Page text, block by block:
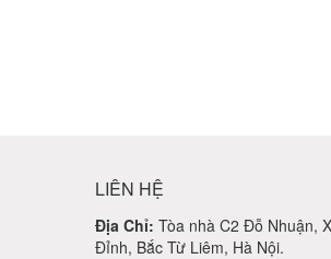
LIÊN HỆ
Địa Chỉ: Tòa nhà C2 Đỗ Nhuận,
Đỉnh, Bắc Từ Liêm, Hà Nội.